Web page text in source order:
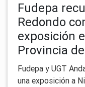
Fudepa
Redondo
exposición
Provincia
Fudepa y UGT
una exposición a